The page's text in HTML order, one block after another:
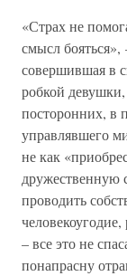
«Страх не
смысл
совершившая в
робкой девушки,
посторонних, в
управлявшего
не как
дружественную
проводить
– все это не
понапрасну